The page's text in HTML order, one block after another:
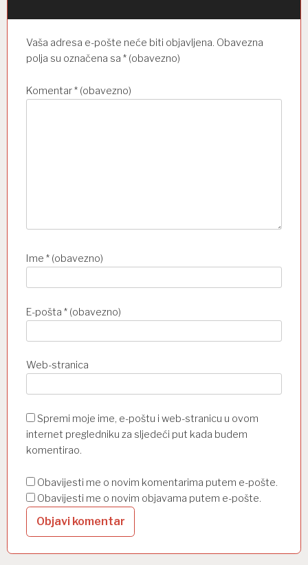
Vaša adresa e-pošte neće biti objavljena. Obavezna
polja su označena sa * (obavezno)
Komentar* (obavezno)
Ime * (obavezno)
E-pošta * (obavezno)
Web-stranica
Spremi moje ime, e-poštu i web-stranicu u ovom
internet pregledniku za sljedeći put kada budem
komentirao.
Obavijesti me o novim komentarima putem e-pošte.
Obavijesti me o novim objavama putem e-pošte.